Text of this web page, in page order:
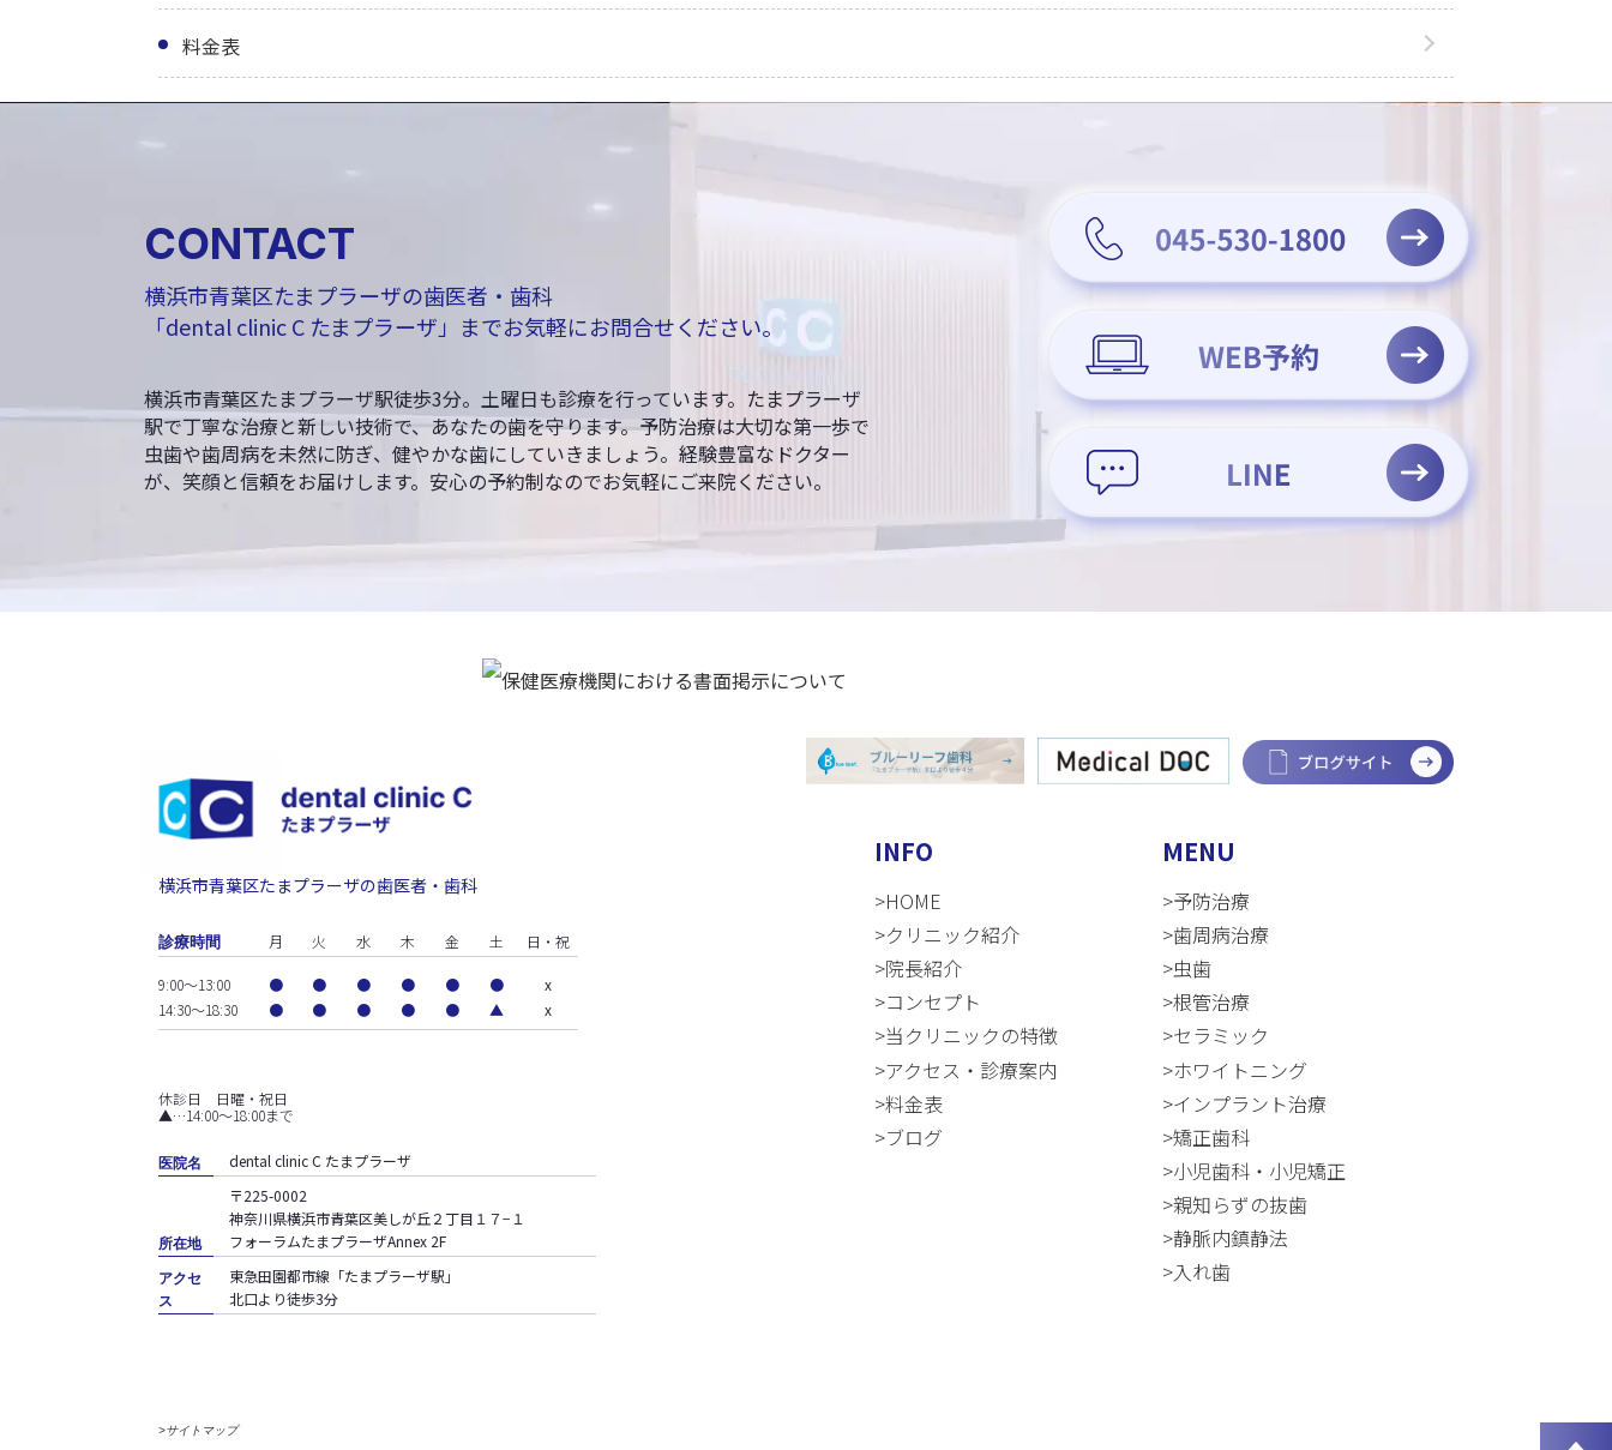
料金表
CONTACT
横浜市青葉区たまプラーザの歯医者・歯科
「dental clinic C たまプラーザ」までお気軽にお問合せください。
横浜市青葉区たまプラーザ駅徒歩3分。土曜日も診療を行っています。たまプラーザ
駅で丁寧な治療と新しい技術で、あなたの歯を守ります。予防治療は大切な第一歩で
虫歯や歯周病を未然に防ぎ、健やかな歯にしていきましょう。経験豊富なドクター
が、笑顔と信頼をお届けします。安心の予約制なのでお気軽にご来院ください。
横浜市青葉区たまプラーザの歯医者・歯科
診療時間 月 火 水 木 金 土 日・祝
9:00～13:00 ● ● ● ● ● ●
x
14:30～18:30
● ● ● ● ● ▲ x
休診日 日曜・祝日
▲…14:00〜18:00まで
医院名 dental clinic C たまプラーザ
所在地
〒225-0002
神奈川県横浜市青葉区美しが丘２丁目１７−１
フォーラムたまプラーザAnnex 2F
アクセ
ス
東急田園都市線「たまプラーザ駅」
北口より徒歩3分
INFO
>HOME
>クリニック紹介
>院長紹介
>コンセプト
>当クリニックの特徴
>アクセス・診療案内
>料金表
>ブログ
MENU
>予防治療
>歯周病治療
>虫歯
>根管治療
>セラミック
>ホワイトニング
>インプラント治療
>矯正歯科
>小児歯科・小児矯正
>親知らずの抜歯
>静脈内鎮静法
>入れ歯
>サイトマップ